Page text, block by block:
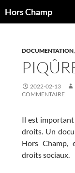
auHors Champ
DOCUMENTATION,
2022-02-13
COMMENTAIRE
Il est
droits. Un
Hors Champ,
droits sociaux.